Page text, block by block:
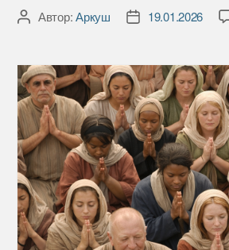
АвторАвтор:Аркуш
Дата19.01.2026